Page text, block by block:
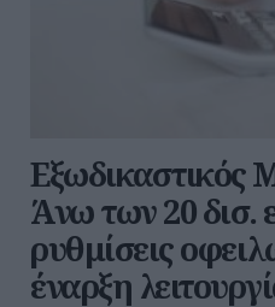
Εξωδικαστικός
Άνω των 20 δισ.
ρυθμίσεις
έναρξη